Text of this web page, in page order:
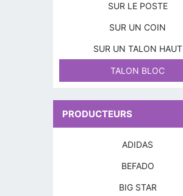
SUR LE POSTE
SUR UN COIN
SUR UN TALON HAUT
TALON BLOC
PRODUCTEURS
ADIDAS
BEFADO
BIG STAR